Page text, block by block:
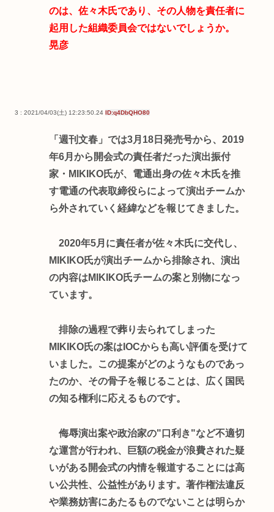
のは、佐々木氏であり、その人物を責任者に
起用した組織委員会ではないでしょうか。
晃彦
3 : 2021/04/03(土) 12:23:50.24 ID:q4DbQHO80
「週刊文春」では3月18日発売号から、2019
年6月から開会式の責任者だった演出振付
家・MIKIKO氏が、電通出身の佐々木氏を推
す電通の代表取締役らによって演出チームか
ら外されていく経緯などを報じてきました。
2020年5月に責任者が佐々木氏に交代し、
MIKIKO氏が演出チームから排除され、演出
の内容はMIKIKO氏チームの案と別物になっ
ています。
排除の過程で葬り去られてしまった
MIKIKO氏の案はIOCからも高い評価を受けて
いました。この提案がどのようなものであっ
たのか、その骨子を報じることは、広く国民
の知る権利に応えるものです。
侮辱演出案や政治家の"口利き"など不適切
な運営が行われ、巨額の税金が浪費された疑
いがある開会式の内情を報道することには高
い公共性、公益性があります。著作権法違反
や業務妨害にあたるものでないことは明らか